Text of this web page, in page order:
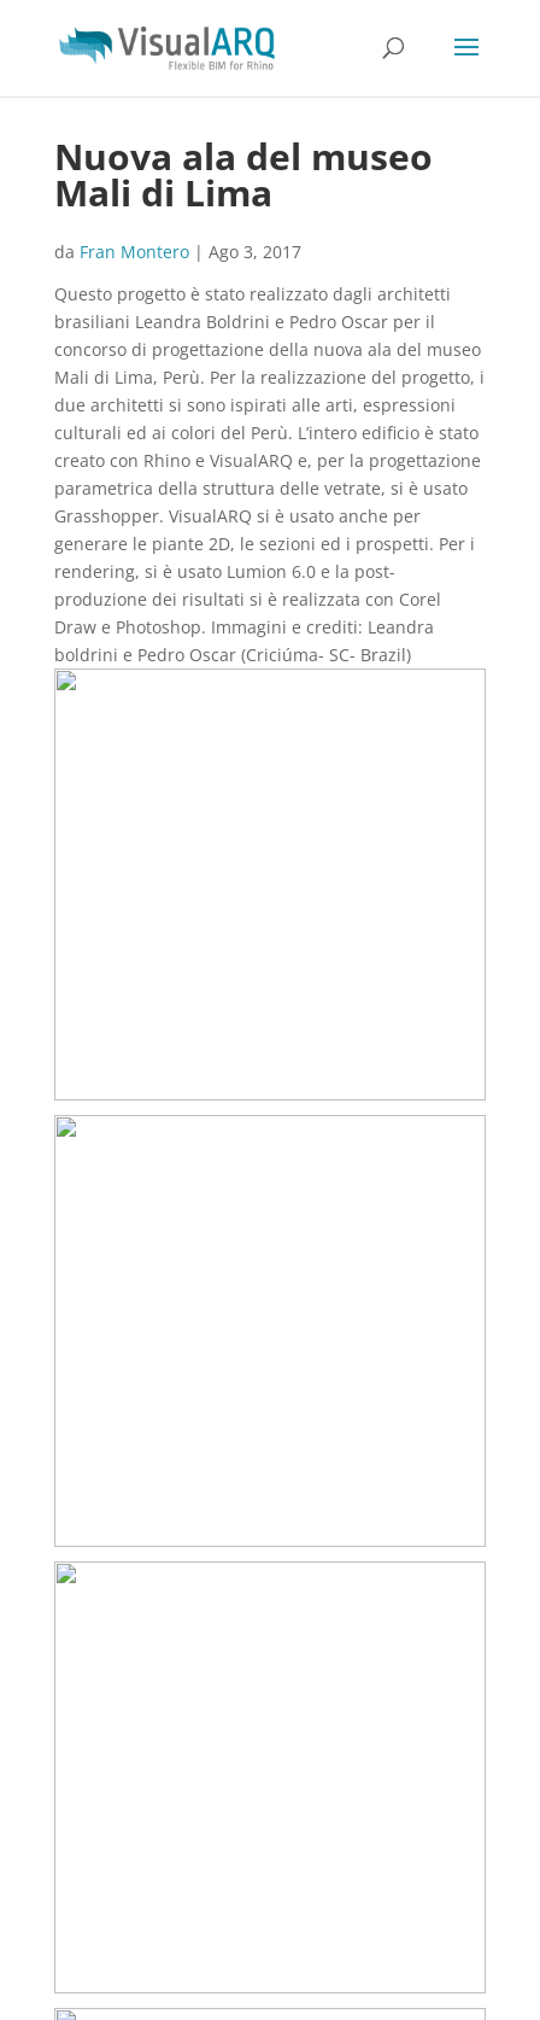
Nuova ala del museo
Mali di Lima
da Fran Montero| Ago 3, 2017
Questo progetto è stato realizzato dagli architetti
brasiliani Leandra Boldrini e Pedro Oscar per il
concorso di progettazione della nuova ala del museo
Mali di Lima, Perù. Per la realizzazione del progetto, i
due architetti si sono ispirati alle arti, espressioni
culturali ed ai colori del Perù. L’intero edificio è stato
creato con Rhino e VisualARQ e, per la progettazione
parametrica della struttura delle vetrate, si è usato
Grasshopper. VisualARQ si è usato anche per
generare le piante 2D, le sezioni ed i prospetti. Per i
rendering, si è usato Lumion 6.0 e la post-
produzione dei risultati si è realizzata con Corel
Draw e Photoshop. Immagini e crediti: Leandra
boldrini e Pedro Oscar (Criciúma- SC- Brazil)